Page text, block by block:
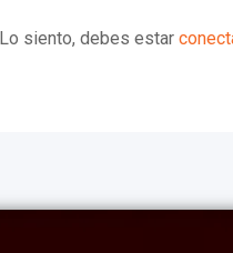
Lo siento, debes estar